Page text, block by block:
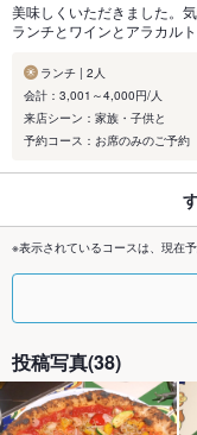
美味しくいただきました。
ランチとワインとアラカル
ランチ | 2人
会計：3,001～4,000円/人
来店シーン：家族・子供と
予約コース：お席のみのご予約
※表示されているコースは、現在
投稿写真(38)